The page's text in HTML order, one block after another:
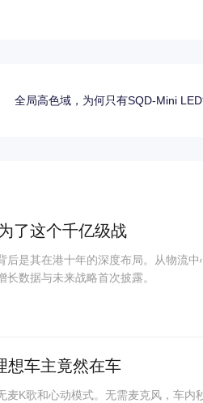
全局高色域，为何只有SQD-Mini
了这个千亿级战
是其在港十年的深度布局。从物流中
数据与未来战略首次披露。
想车主竟然在车
麦K歌和心动模式。无需麦克风，车内